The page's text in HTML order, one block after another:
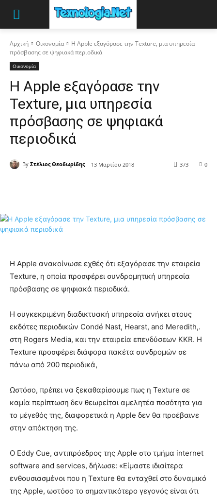
Αρχική Οικονομία
Η Apple εξαγόρασε την Texture, μια υπηρεσία
πρόσβασης σε ψηφιακά περιοδικά
Οικονομία
Η Apple εξαγόρασε την
Texture, μια υπηρεσία
πρόσβασης σε ψηφιακά
περιοδικά
By Στέλιος Θεοδωρίδης 13 Μαρτίου 2018 0
373
Η Apple ανακοίνωσε εχθές ότι εξαγόρασε την εταιρεία
Texture, η οποία προσφέρει συνδρομητική υπηρεσία
πρόσβασης σε ψηφιακά περιοδικά.
Η συγκεκριμένη διαδικτυακή υπηρεσία ανήκει στους
εκδότες περιοδικών Condé Nast, Hearst, and Meredith,.
στη Rogers Media, και την εταιρεία επενδύσεων KKR. Η
Texture προσφέρει διάφορα πακέτα συνδρομών σε
πάνω από 200 περιοδικά,
Ωστόσο, πρέπει να ξεκαθαρίσουμε πως η Texture σε
καμία περίπτωση δεν θεωρείται αμελητέα ποσότητα για
το μέγεθός της, διαφορετικά η Apple δεν θα προέβαινε
στην απόκτηση της.
Ο Eddy Cue, αντιπρόεδρος της Apple στο τμήμα internet
software and services, δήλωσε: «Είμαστε ιδιαίτερα
ενθουσιασμένοι που η Texture θα ενταχθεί στο δυναμικό
της Apple, ωστόσο το σημαντικότερο γεγονός είναι ότι